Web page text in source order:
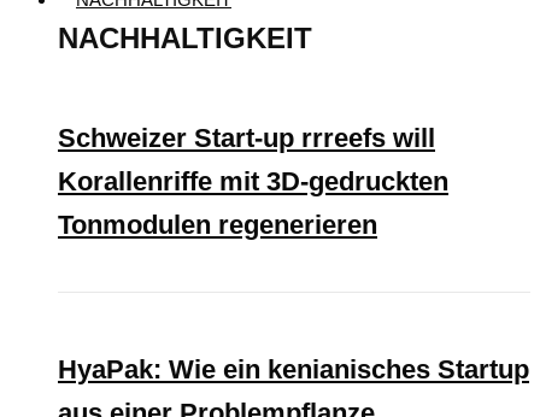
NACHHALTIGKEIT
Schweizer Start-up rrreefs will
Korallenriffe mit 3D-gedruckten
Tonmodulen regenerieren
HyaPak: Wie ein kenianisches Startup